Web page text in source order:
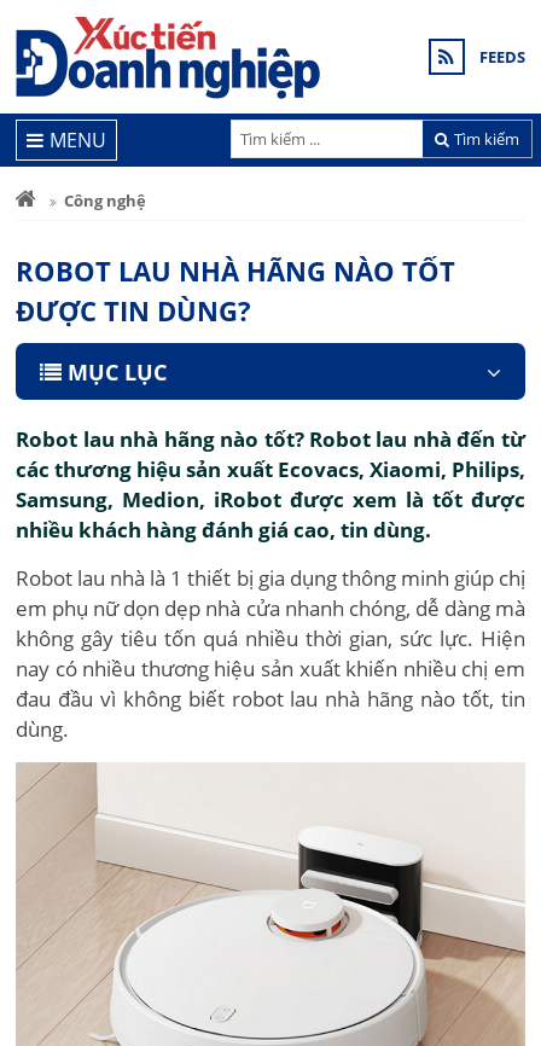
FEEDS
Tìm kiếm
MENU
Công nghệ
ROBOT LAU NHÀ HÃNG NÀO TỐT
ĐƯỢC TIN DÙNG?
MỤC LỤC
Robot lau nhà hãng nào tốt? Robot lau nhà đến từ
các thương hiệu sản xuất Ecovacs, Xiaomi, Philips,
Samsung, Medion, iRobot được xem là tốt được
nhiều khách hàng đánh giá cao, tin dùng.
Robot lau nhà là 1 thiết bị gia dụng thông minh giúp chị
em phụ nữ dọn dẹp nhà cửa nhanh chóng, dễ dàng mà
không gây tiêu tốn quá nhiều thời gian, sức lực. Hiện
nay có nhiều thương hiệu sản xuất khiến nhiều chị em
đau đầu vì không biết robot lau nhà hãng nào tốt, tin
dùng.